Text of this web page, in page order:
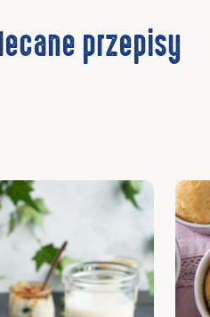
przepisy